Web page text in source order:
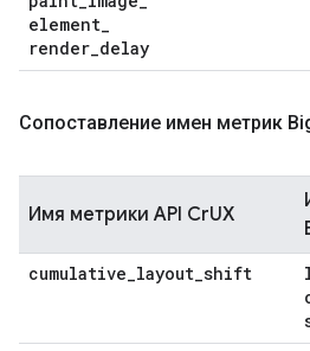
element_
render_delay
Сопоставление имен метрик
Имя метрики API CrUX
cumulative_layout_shift